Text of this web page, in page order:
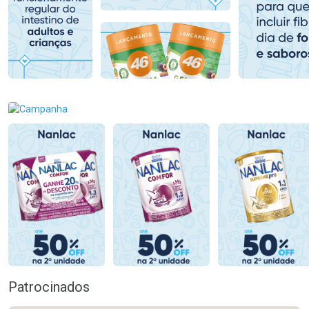
Comprar sem Desconto
Por R$ 80,99/cada
Comprar sem Desconto
Por R$ 80,99/cada
Comprar sem Desconto
Por R$ 55,28/cada
Comprar sem Desconto
Por R$ 55,28/cada
Patrocinados